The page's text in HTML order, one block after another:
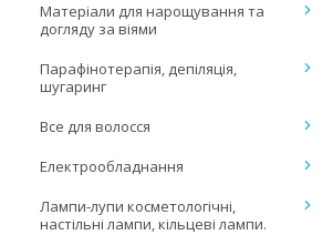
Матеріали для нарощування та
догляду за віями
Парафінотерапія, депіляція,
шугаринг
Все для волосся
Електрообладнання
Лампи-лупи косметологічні,
настільні лампи, кільцеві лампи.